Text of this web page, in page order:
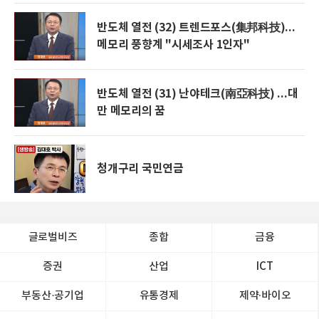
반도체 열전 (32) 트렌드포스(集邦科技)...
메모리 풍향계 "시세조사 1인자"
반도체 열전 (31) 난야테크(南亞科技) ...대
만 메모리의 꿈
청개구리 국민연금
글로벌비즈 종합 금융
증권 산업 ICT
부동산·공기업 유통경제 제약∙바이오